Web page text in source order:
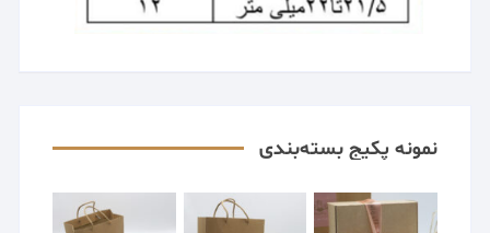
نمونه پکیج بسته‌بندی